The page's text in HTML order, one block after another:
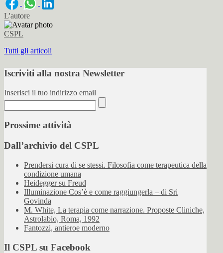
L'autore
CSPL
Tutti gli articoli
Iscriviti alla nostra Newsletter
Inserisci il tuo indirizzo email
Prossime attività
Dall’archivio del CSPL
Prendersi cura di se stessi. Filosofia come terapeutica della
condizione umana
Heidegger su Freud
Illuminazione Cos’è e come raggiungerla – di Sri
Govinda
M. White, La terapia come narrazione. Proposte Cliniche,
Astrolabio, Roma, 1992
Fantozzi, antieroe moderno
Il CSPL su Facebook